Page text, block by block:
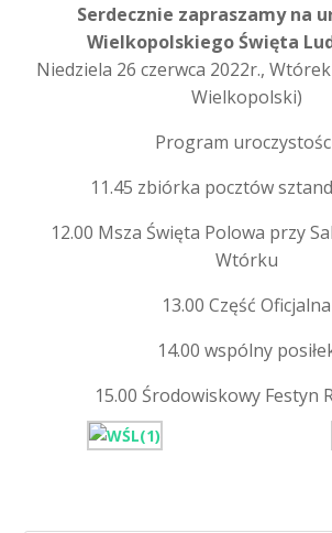
Serdecznie zapraszamy na
Wielkopolskiego Święta
Niedziela 26 czerwca 2022r.,
Wielkopolski)
Program
11.45 zbiórka pocztów
12.00 Msza Święta Polowa przy
Wtórku
13.00 Część Oficjalna
14.00 wspólny
15.00 Środowiskowy Festyn